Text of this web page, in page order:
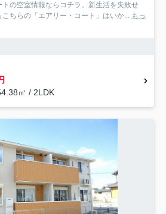
の空室情報ならコチラ。新生活を失敗せ
ちらの「エアリー・コート」はいか... もっ
㎡ / 2LDK